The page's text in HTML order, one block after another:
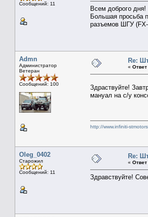
Сообщений: 11
Всем доброго дня!
Большая просьба
разъемов ШГУ (FX-
Admn
Администратор
Ветеран
Сообщений: 100
Re:
« Ответ
Здраствуйте!
мануал на с/у
http://www.infiniti-
Oleg_0402
Старожил
Сообщений: 11
Re:
« Ответ
Здравствуйте!